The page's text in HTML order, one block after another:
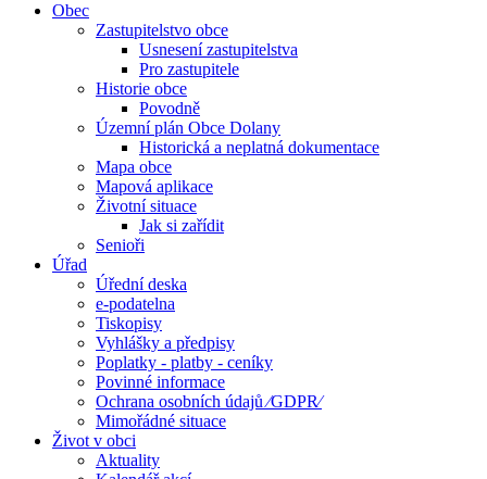
Obec
Zastupitelstvo obce
Usnesení zastupitelstva
Pro zastupitele
Historie obce
Povodně
Územní plán Obce Dolany
Historická a neplatná dokumentace
Mapa obce
Mapová aplikace
Životní situace
Jak si zařídit
Senioři
Úřad
Úřední deska
e-podatelna
Tiskopisy
Vyhlášky a předpisy
Poplatky - platby - ceníky
Povinné informace
Ochrana osobních údajů ⁄GDPR⁄
Mimořádné situace
Život v obci
Aktuality